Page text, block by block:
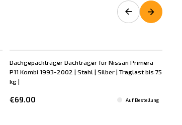
Dachgepäckträger Dachträger für Nissan Primera
P11 Kombi 1993-2002 | Stahl | Silber | Traglast bis 75
kg |
€69.00 Auf Bestellung